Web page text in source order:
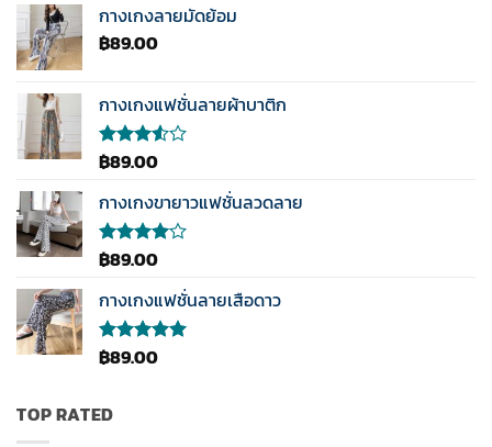
กางเกงลายมัดย้อม
฿89.00
กางเกงแฟชั่นลายผ้าบาติก
ให้
ตั้งแต่
1-5
฿89.00
กางเกงขายาวแฟชั่นลวดลาย
ให้
ตั้งแต่ 1-
5
฿89.00
กางเกงแฟชั่นลายเสือดาว
ให้คะแนน
คะแนน
฿89.00
TOP RATED